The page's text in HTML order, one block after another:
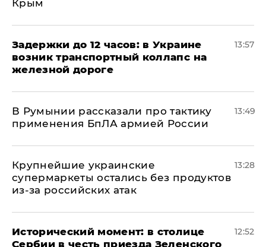
Крым
Задержки до 12 часов: в Украине
возник транспортный коллапс на
железной дороге
13:57
В Румынии рассказали про тактику
применения БпЛА армией России
13:49
Крупнейшие украинские
супермаркеты остались без продуктов
из-за российских атак
13:28
Исторический момент: в столице
Сербии в честь приезда Зеленского
12:52